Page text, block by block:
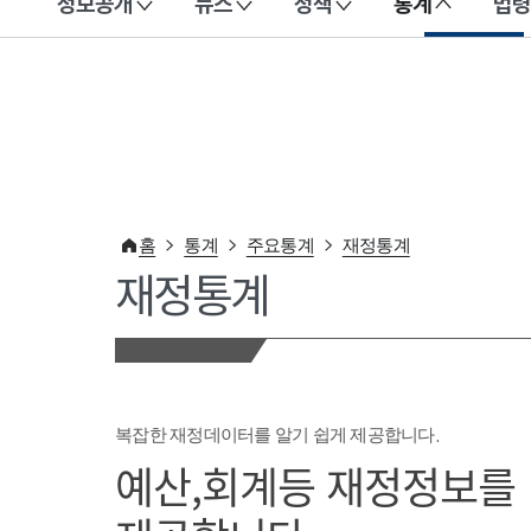
이 누리집은 대한민국 공식 전자정부 누리집입니다.
홈 통계 주요통계 재정통계
재정통계
복잡한 재정데이터를 알기 쉽게 제공합니다.
예산,회계등 재정정보를